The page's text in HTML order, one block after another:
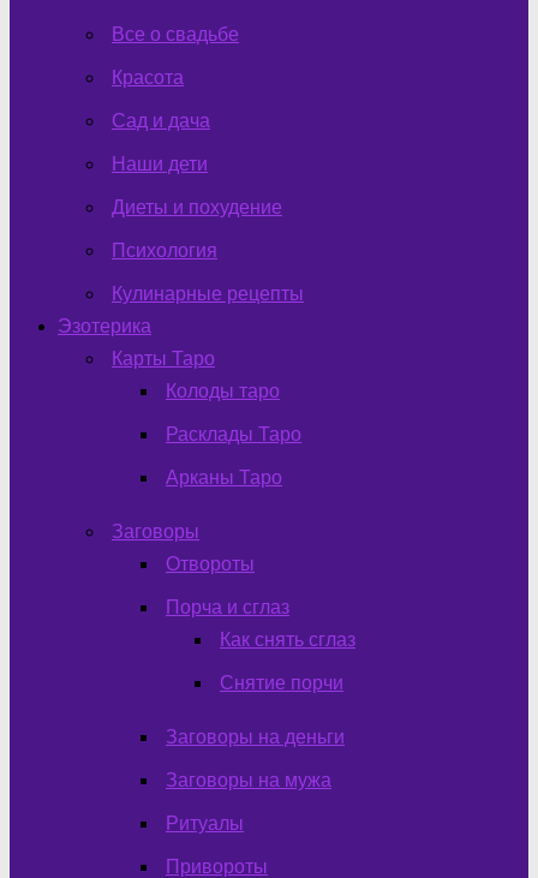
Все о свадьбе
Красота
Сад и дача
Наши дети
Диеты и похудение
Психология
Кулинарные рецепты
Эзотерика
Карты Таро
Колоды таро
Расклады Таро
Арканы Таро
Заговоры
Отвороты
Порча и сглаз
Как снять сглаз
Снятие порчи
Заговоры на деньги
Заговоры на мужа
Ритуалы
Привороты